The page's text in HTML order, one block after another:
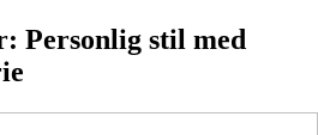
Personlig stil med